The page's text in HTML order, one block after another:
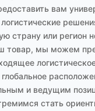
вам
страну или регион
товар, мы можем
и ведущим
стать